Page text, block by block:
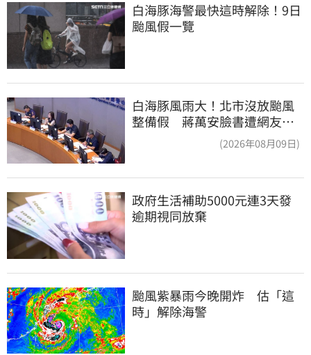
白海豚海警最快這時解除！9日
颱風假一覽
白海豚風雨大！北市沒放颱風
整備假 蔣萬安臉書遭網友灌
(2026年08月09日)
政府生活補助5000元連3天發
逾期視同放棄
颱風紫暴雨今晚開炸　估「這
時」解除海警